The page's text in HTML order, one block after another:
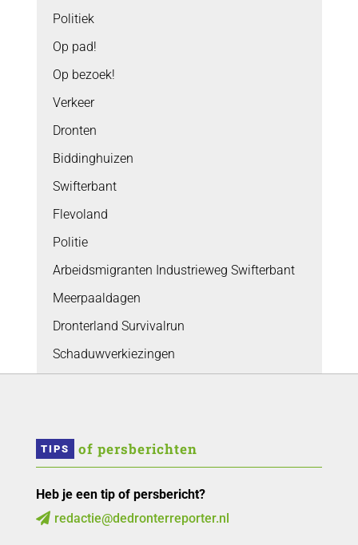
Politiek
Op pad!
Op bezoek!
Verkeer
Dronten
Biddinghuizen
Swifterbant
Flevoland
Politie
Arbeidsmigranten Industrieweg Swifterbant
Meerpaaldagen
Dronterland Survivalrun
Schaduwverkiezingen
TIPS of persberichten
Heb je een tip of persbericht?
 redactie@dedronterreporter.nl